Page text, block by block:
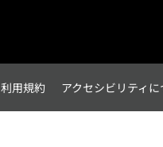
利用規約 アクセシビリティ